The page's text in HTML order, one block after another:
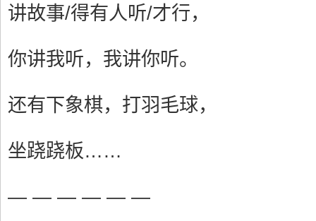
讲故事/得有人听/才行，
你讲我听，我讲你听。
还有下象棋，打羽毛球，
坐跷跷板……
— — — — — —